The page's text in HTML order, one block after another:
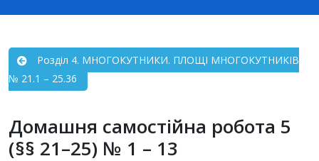
Розділ 4. МНОГОКУТНИКИ. ПЛОЩІ МНОГОКУТНИКІВ
№ 21.1 – 25.36
Домашня самостійна робота 5
(§§ 21–25) № 1 – 13